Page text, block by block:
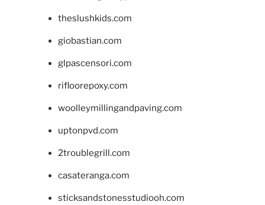
theslushkids.com
giobastian.com
glpascensori.com
rifloorepoxy.com
woolleymillingandpaving.com
uptonpvd.com
2troublegrill.com
casateranga.com
sticksandstonesstudiooh.com